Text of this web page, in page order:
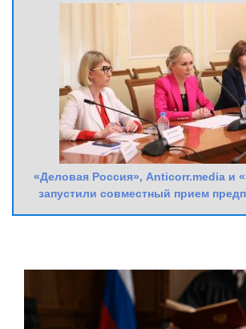
«Деловая Россия», Anticorr.media и
запустили совместный прием